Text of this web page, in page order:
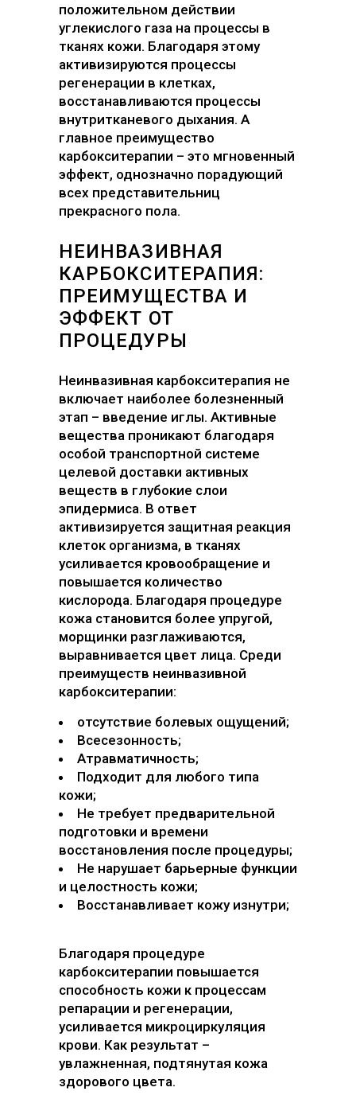
положительном действии
углекислого газа на процессы в
тканях кожи. Благодаря этому
активизируются процессы
регенерации в клетках,
восстанавливаются процессы
внутритканевого дыхания. А
главное преимущество
карбокситерапии – это мгновенный
эффект, однозначно порадующий
всех представительниц
прекрасного пола.
НЕИНВАЗИВНАЯ
КАРБОКСИТЕРАПИЯ:
ПРЕИМУЩЕСТВА И
ЭФФЕКТ ОТ
ПРОЦЕДУРЫ
Неинвазивная карбокситерапия не
включает наиболее болезненный
этап – введение иглы. Активные
вещества проникают благодаря
особой транспортной системе
целевой доставки активных
веществ в глубокие слои
эпидермиса. В ответ
активизируется защитная реакция
клеток организма, в тканях
усиливается кровообращение и
повышается количество
кислорода. Благодаря процедуре
кожа становится более упругой,
морщинки разглаживаются,
выравнивается цвет лица. Среди
преимуществ неинвазивной
карбокситерапии:
отсутствие болевых ощущений;
Всесезонность;
Атравматичность;
Подходит для любого типа
кожи;
Не требует предварительной
подготовки и времени
восстановления после процедуры;
Не нарушает барьерные функции
и целостность кожи;
Восстанавливает кожу изнутри;
Благодаря процедуре
карбокситерапии повышается
способность кожи к процессам
репарации и регенерации,
усиливается микроциркуляция
крови. Как результат –
увлажненная, подтянутая кожа
здорового цвета.